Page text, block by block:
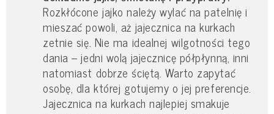
Rozkłócone jajko należy wylać na patelnię i
mieszać powoli, aż jajecznica na kurkach
zetnie się. Nie ma idealnej wilgotności tego
dania – jedni wolą jajecznicę półpłynną, inni
natomiast dobrze ściętą. Warto zapytać
osobę, dla której gotujemy o jej preferencje.
Jajecznica na kurkach najlepiej smakuje